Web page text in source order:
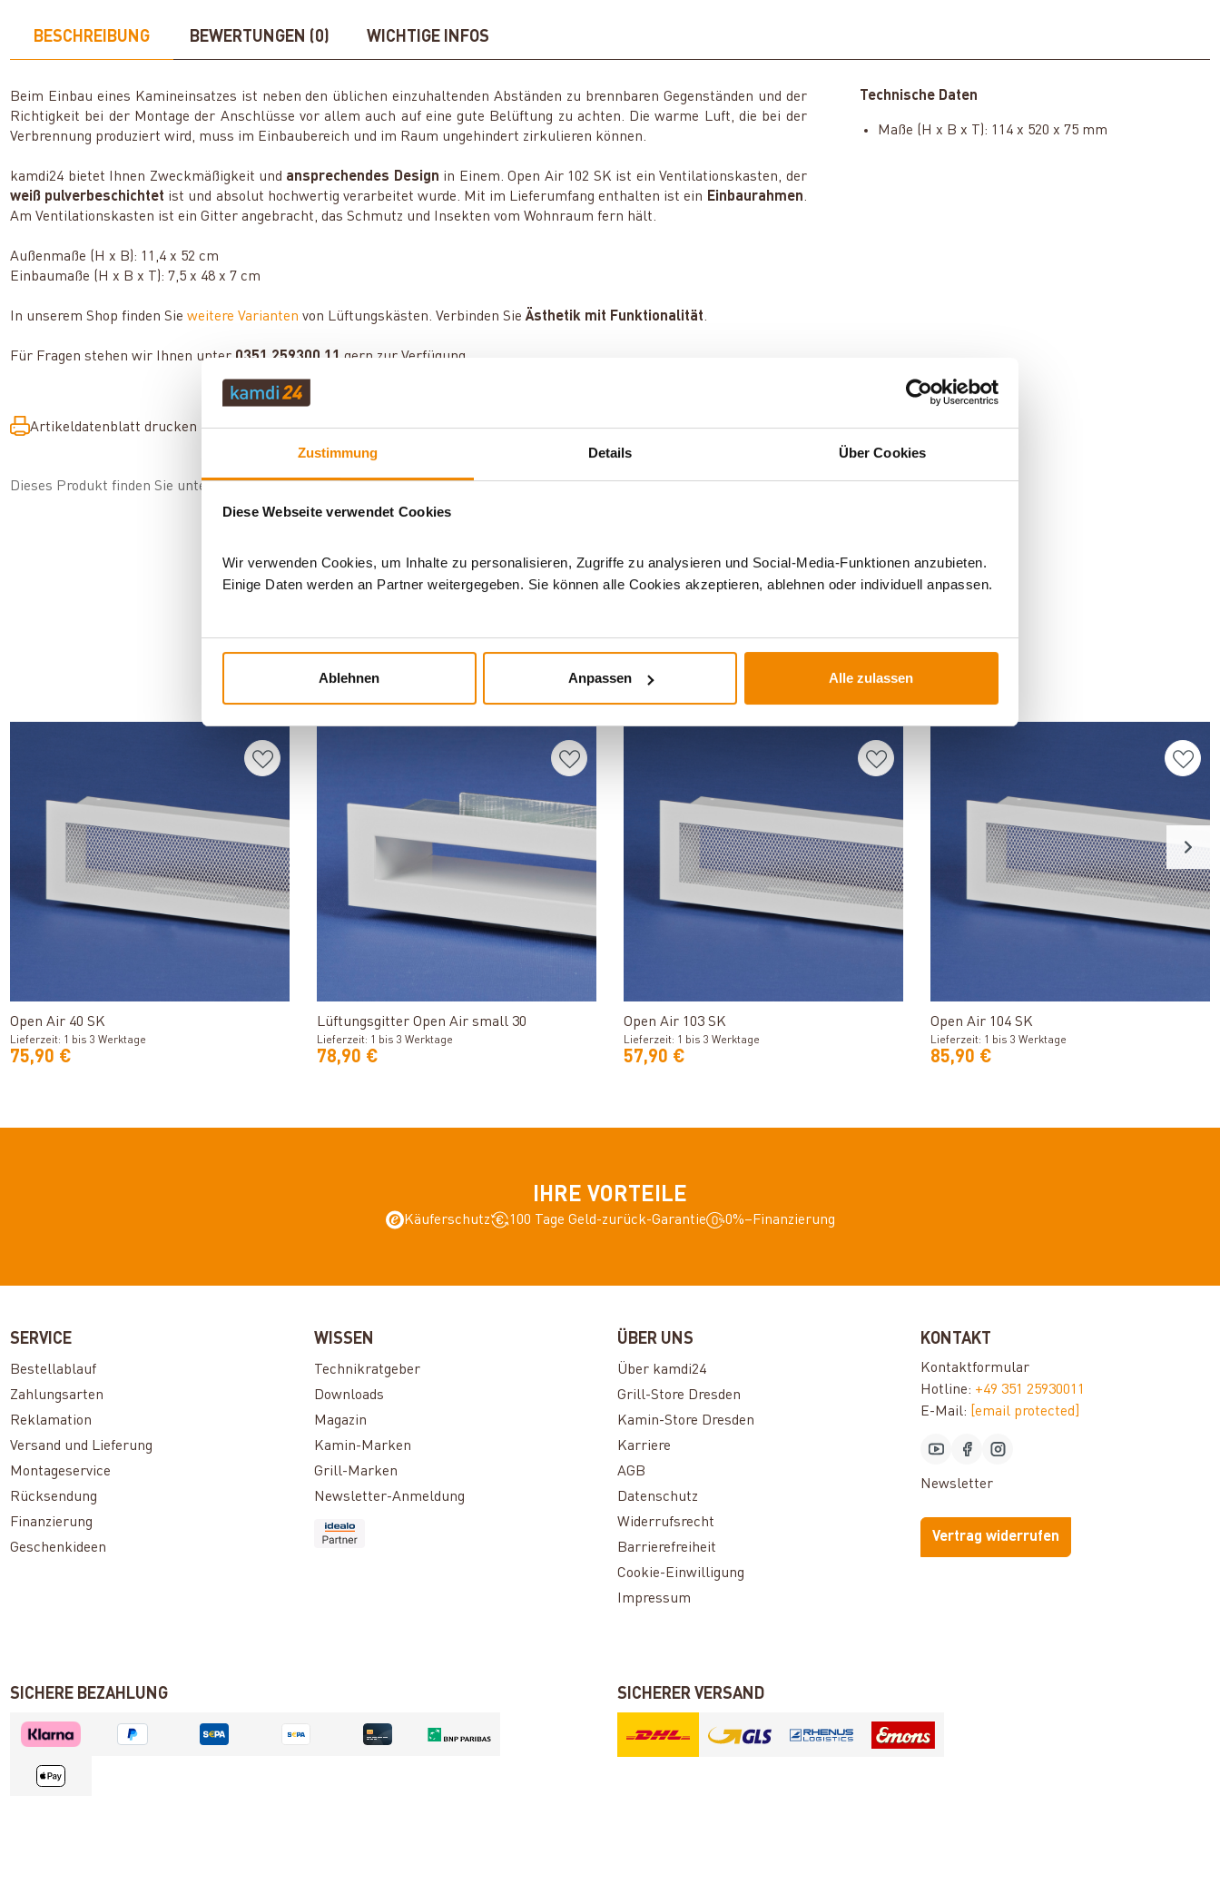
Zustimmung Details Über Cookies
Diese Webseite verwendet Cookies
Wir verwenden Cookies, um Inhalte zu personalisieren, Zugriffe zu analysieren und Social-Media-Funktionen anzubieten.
Einige Daten werden an Partner weitergegeben. Sie können alle Cookies akzeptieren, ablehnen oder individuell anpassen.
Ablehnen Anpassen Alle zulassen
BESCHREIBUNG BEWERTUNGEN (0) WICHTIGE INFOS
Beim Einbau eines Kamineinsatzes ist neben den üblichen einzuhaltenden Abständen zu brennbaren Gegenständen und der
Richtigkeit bei der Montage der Anschlüsse vor allem auch auf eine gute Belüftung zu achten. Die warme Luft, die bei der
Verbrennung produziert wird, muss im Einbaubereich und im Raum ungehindert zirkulieren können.
kamdi24 bietet Ihnen Zweckmäßigkeit und ansprechendes Design in Einem. Open Air 102 SK ist ein Ventilationskasten, der
weiß pulverbeschichtet ist und absolut hochwertig verarbeitet wurde. Mit im Lieferumfang enthalten ist ein Einbaurahmen.
Am Ventilationskasten ist ein Gitter angebracht, das Schmutz und Insekten vom Wohnraum fern hält.
Außenmaße (H x B): 11,4 x 52 cm
Einbaumaße (H x B x T): 7,5 x 48 x 7 cm
In unserem Shop finden Sieweitere Varianten von Lüftungskästen. Verbinden SieÄsthetik mit Funktionalität.
Für Fragen stehen wir Ihnen unter 0351 259300 11 gern zur Verfügung.
Technische Daten
Maße (H x B x T): 114 x 520 x 75 mm
Artikeldatenblatt drucken Frage zum Artikel
Dieses Produkt finden Sie unter:Kaminzubehör|Lüftungsgitter
ANDERE INTERESSIERTEN SICH AUCH DAFÜR
Open Air 40 SK
Lieferzeit: 1 bis 3 Werktage
75,90 €
Lüftungsgitter Open Air small 30
Lieferzeit: 1 bis 3 Werktage
78,90 €
Open Air 103 SK
Lieferzeit: 1 bis 3 Werktage
57,90 €
Open Air 104 SK
Lieferzeit: 1 bis 3 Werktage
85,90 €
IHRE VORTEILE
Käuferschutz 100 Tage Geld-zurück-Garantie 0%–Finanzierung
SERVICE
Bestellablauf
Zahlungsarten
Reklamation
Versand und Lieferung
Montageservice
Rücksendung
Finanzierung
Geschenkideen
WISSEN
Technikratgeber
Downloads
Magazin
Kamin-Marken
Grill-Marken
Newsletter-Anmeldung
ÜBER UNS
Über kamdi24
Grill-Store Dresden
Kamin-Store Dresden
Karriere
AGB
Datenschutz
Widerrufsrecht
Barrierefreiheit
Cookie-Einwilligung
Impressum
KONTAKT
Kontaktformular
Hotline: +49 351 25930011
E-Mail:
[email protected]
Newsletter
Vertrag widerrufen
SICHERE BEZAHLUNG SICHERER VERSAND